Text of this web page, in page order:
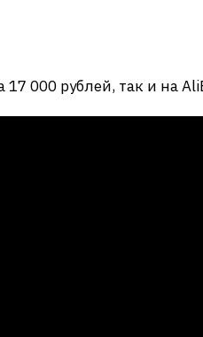
000 рублей, так и на